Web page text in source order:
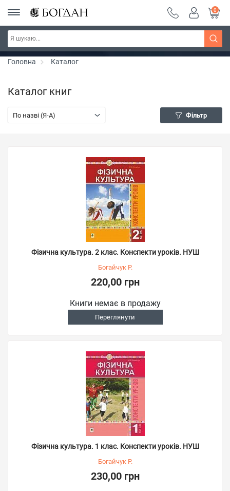
Серія "Чейзіана" ~ знижка 20%
0
Головна Каталог
Каталог книг
По назві (Я-А) Фільтр
Фізична культура. 2 клас. Конспекти уроків. НУШ
Богайчук Р.
220,00 грн
Книги немає в продажу
Переглянути
Фізична культура. 1 клас. Конспекти уроків. НУШ
Богайчук Р.
230,00 грн